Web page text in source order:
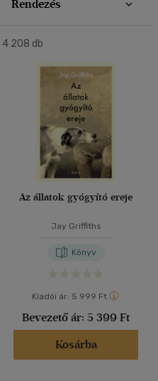
Rendezés
4 208 db
Az állatok gyógyító ereje
Jay Griffiths
Könyv
Kiadói ár: 5 999 Ft
Bevezető ár: 5 399 Ft
Kosárba